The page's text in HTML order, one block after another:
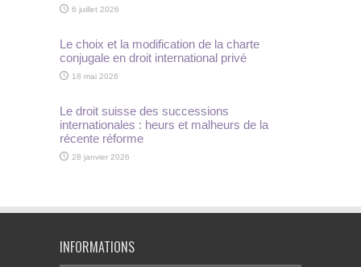
6 juillet 2026
Le choix et la modification de la charte
conjugale en droit international privé
18 mai 2026
Le droit suisse des successions
internationales : heurs et malheurs de la
récente réforme
28 janvier 2026
INFORMATIONS